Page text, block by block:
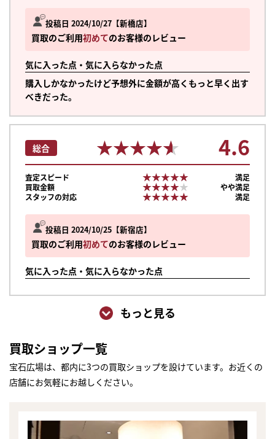
投稿日 2024/10/27 新橋店
買取のご利用初めてのお客様のレビュー
気に入った点・気に入らなかった点
購入しかなかったけど予想外に金額が高くもっと早く出す
べきだった。
投稿日 2024/10/25 新宿店
買取のご利用初めてのお客様のレビュー
気に入った点・気に入らなかった点
総合 ★★★★★
★★★★★ 4.6
査定スピード ★★★★★
★★★★★
満足
買取金額
★★★★★
★★★★★
やや満足
スタッフの対応
★★★★★
★★★★★ 満足
もっと見る
買取ショップ一覧
宝石広場は、都内に3つの買取ショップを設けています。お近くの
店舗にお気軽にお越しください。